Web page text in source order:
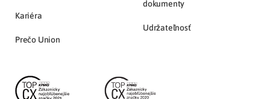
Kariéra
Prečo Union
dokumenty
Udržateľnosť